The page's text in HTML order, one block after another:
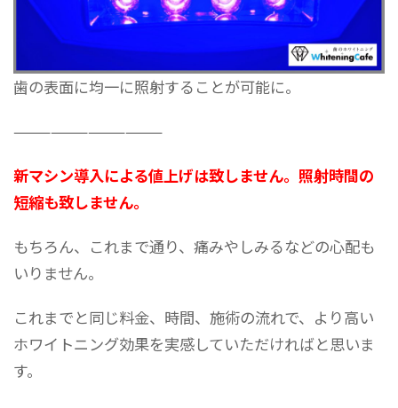
歯の表面に均一に照射することが可能に。
————————————
新マシン導入による値上げは致しません。照射時間の
短縮も致しません。
もちろん、これまで通り、痛みやしみるなどの心配も
いりません。
これまでと同じ料金、時間、施術の流れで、より高い
ホワイトニング効果を実感していただければと思いま
す。